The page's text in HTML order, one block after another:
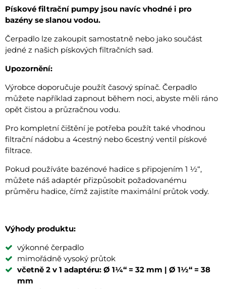
Pískové filtrační pumpy jsou navíc vhodné i pro
bazény se slanou vodou.
Čerpadlo lze zakoupit samostatně nebo jako součást
jedné z našich pískových filtračních sad.
Upozornění:
Výrobce doporučuje použít časový spínač. Čerpadlo
můžete například zapnout během noci, abyste měli ráno
opět čistou a průzračnou vodu.
Pro kompletní čištění je potřeba použít také vhodnou
filtrační nádobu a 4cestný nebo 6cestný ventil pískové
filtrace.
Pokud používáte bazénové hadice s připojením 1 ½“,
můžete náš adaptér přizpůsobit požadovanému
průměru hadice, čímž zajistíte maximální průtok vody.
Výhody produktu:
výkonné čerpadlo
mimořádně vysoký průtok
včetně 2 v 1 adaptéru: Ø 1¼“ = 32 mm | Ø 1½“ = 38
mm